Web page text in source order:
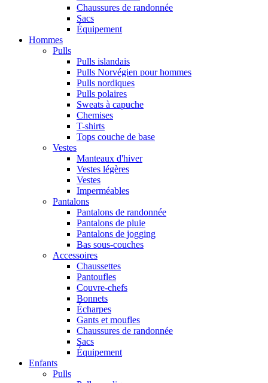
Chaussures de randonnée
Sacs
Équipement
Hommes
Pulls
Pulls islandais
Pulls Norvégien pour hommes
Pulls nordiques
Pulls polaires
Sweats à capuche
Chemises
T-shirts
Tops couche de base
Vestes
Manteaux d'hiver
Vestes légères
Vestes
Imperméables
Pantalons
Pantalons de randonnée
Pantalons de pluie
Pantalons de jogging
Bas sous-couches
Accessoires
Chaussettes
Pantoufles
Couvre-chefs
Bonnets
Écharpes
Gants et moufles
Chaussures de randonnée
Sacs
Équipement
Enfants
Pulls